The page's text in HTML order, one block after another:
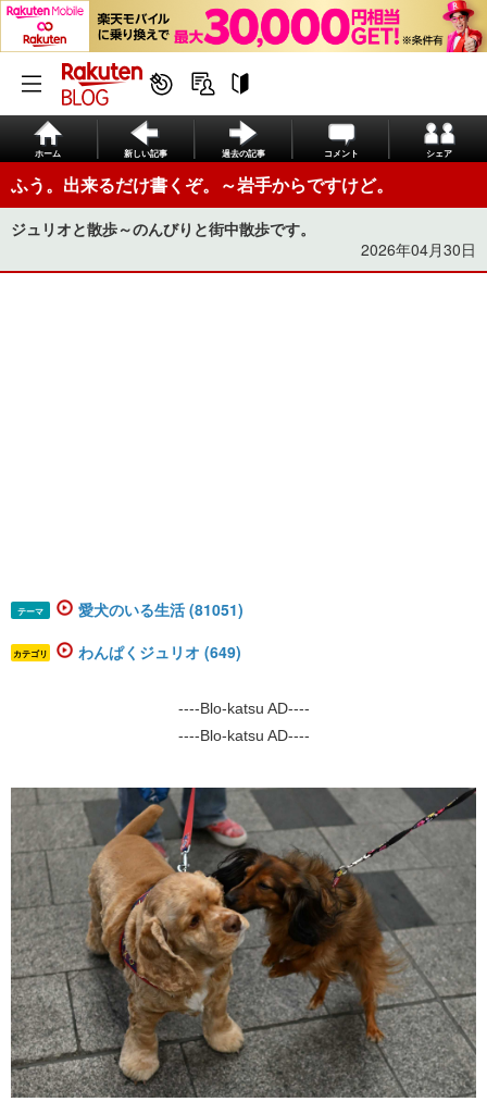
ホーム 新しい記事 過去の記事 コメント シェア
ふう。出来るだけ書くぞ。～岩手からですけど。
ジュリオと散歩～のんびりと街中散歩です。
2026年04月30日
テーマ 愛犬のいる生活 (81051)
カテゴリ わんぱくジュリオ (649)
----Blo-katsu AD----
----Blo-katsu AD----